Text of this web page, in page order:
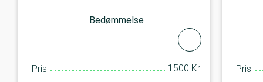
Bedømmelse
Pris 1500 Kr. Pris